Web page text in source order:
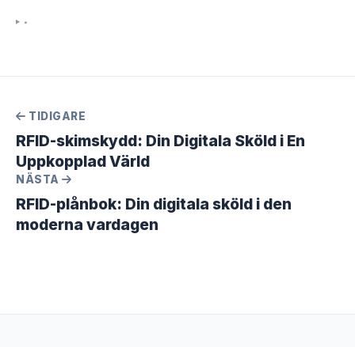
•
TIDIGARE
RFID-skimskydd: Din Digitala Sköld i En
Uppkopplad Värld
NÄSTA
RFID-plånbok: Din digitala sköld i den
moderna vardagen